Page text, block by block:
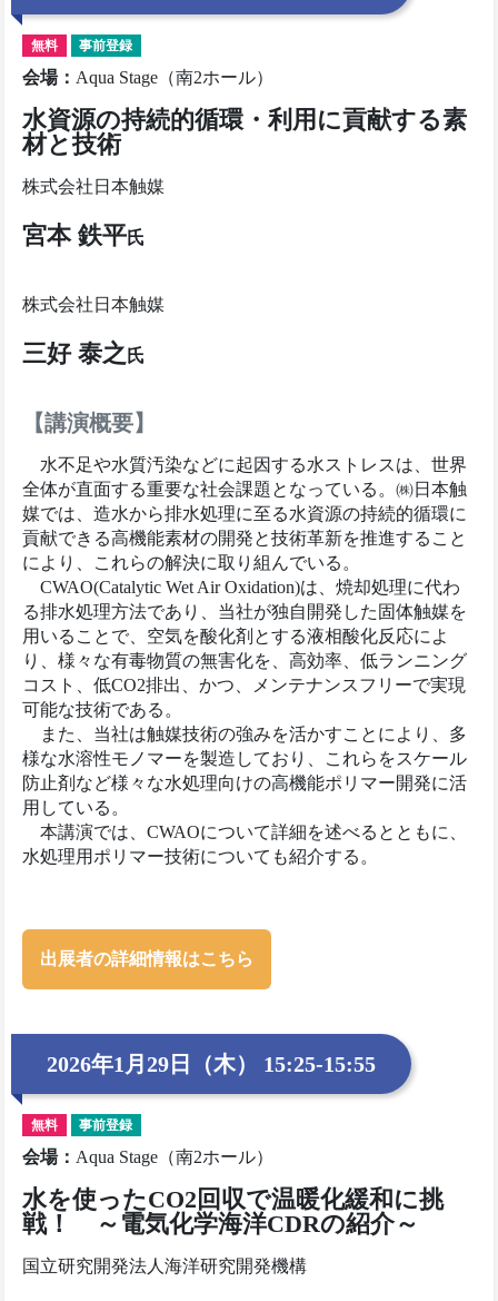
無料 事前登録
会場： Aqua Stage（南2ホール）
水資源の持続的循環・利用に貢献する素
材と技術
株式会社日本触媒
宮本 鉄平氏
株式会社日本触媒
三好 泰之 氏
【講演概要】
水不足や水質汚染などに起因する水ストレスは、世界
全体が直面する重要な社会課題となっている。㈱日本触
媒では、造水から排水処理に至る水資源の持続的循環に
貢献できる高機能素材の開発と技術革新を推進すること
により、これらの解決に取り組んでいる。
CWAO(Catalytic Wet Air Oxidation)は、焼却処理に代わ
る排水処理方法であり、当社が独自開発した固体触媒を
用いることで、空気を酸化剤とする液相酸化反応によ
り、様々な有毒物質の無害化を、高効率、低ランニング
コスト、低CO2排出、かつ、メンテナンスフリーで実現
可能な技術である。
また、当社は触媒技術の強みを活かすことにより、多
様な水溶性モノマーを製造しており、これらをスケール
防止剤など様々な水処理向けの高機能ポリマー開発に活
用している。
本講演では、CWAOについて詳細を述べるとともに、
水処理用ポリマー技術についても紹介する。
出展者の詳細情報はこちら
2026年1月29日（木） 15:25-15:55
無料 事前登録
会場： Aqua Stage（南2ホール）
水を使ったCO2回収で温暖化緩和に挑
戦！ ～電気化学海洋CDRの紹介～
国立研究開発法人海洋研究開発機構